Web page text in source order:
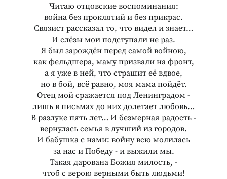
Читаю отцовские воспоминания:
война без проклятий и без прикрас.
Связист рассказал то, что видел и знает…
И слёзы мои подступали не раз.
Я был зарождён перед самой войною,
как фельдшера, маму призвали на фронт,
а я уже в ней, что страшит её вдвое,
но в бой, всё равно, моя мама пойдёт.
Отец мой сражается под Ленинградом -
лишь в письмах до них долетает любовь…
В разлуке пять лет… И безмерная радость -
вернулась семья в лучший из городов.
И бабушка с нами: войну всю молилась
за нас и Победу - и выжили мы.
Такая дарована Божия милость, -
чтоб с верою верными быть людьми!